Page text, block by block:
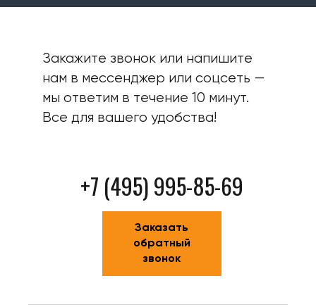
Закажите звонок или напишите
нам в мессенджер или соцсеть —
мы ответим в течение 10 минут.
Все для вашего удобства!
+7 (495) 995-85-69
Заказать
обратный
звонок